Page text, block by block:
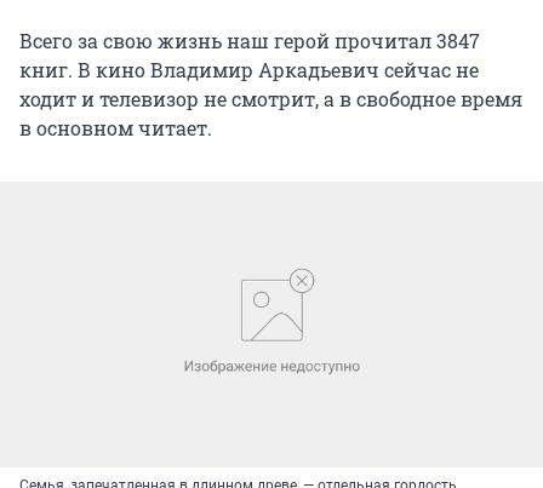
Всего за свою жизнь наш герой прочитал 3847
книг. В кино Владимир Аркадьевич сейчас не
ходит и телевизор не смотрит, а в свободное время
в основном читает.